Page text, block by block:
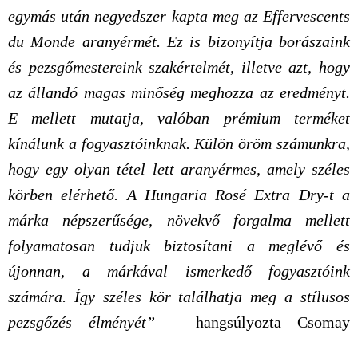
egymás után negyedszer kapta meg az Effervescents
du Monde aranyérmét. Ez is bizonyítja borászaink
és pezsgőmestereink szakértelmét, illetve azt, hogy
az állandó magas minőség meghozza az eredményt.
E mellett mutatja, valóban prémium terméket
kínálunk a fogyasztóinknak. Külön öröm számunkra,
hogy egy olyan tétel lett aranyérmes, amely széles
körben elérhető. A Hungaria Rosé Extra Dry-t a
márka népszerűsége, növekvő forgalma mellett
folyamatosan tudjuk biztosítani a meglévő és
újonnan, a márkával ismerkedő fogyasztóink
számára. Így széles kör találhatja meg a stílusos
pezsgőzés élményét” – hangsúlyozta Csomay